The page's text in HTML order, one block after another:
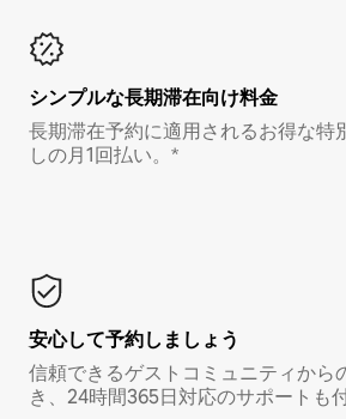
シンプルな長期滞在向け料金
長期滞在予約に適用されるお得な特
しの月1回払い。*
安心して予約しましょう
信頼できるゲストコミュニティから
き、24時間365日対応のサポートも